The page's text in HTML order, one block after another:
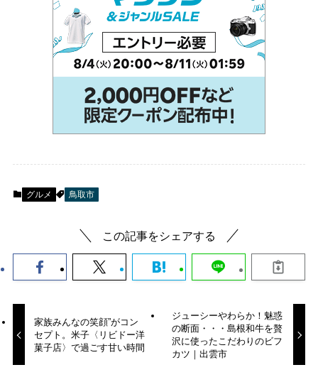
グルメ 鳥取市
この記事をシェアする
家族みんなの笑顔”がコン
セプト。米子〈リビドー洋
菓子店〉で過ごす甘い時間
ジューシーやわらか！魅惑
の断面・・・島根和牛を贅
沢に使ったこだわりのビフ
カツ｜出雲市